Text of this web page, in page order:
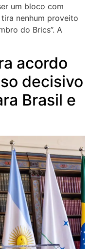
um bloco com
nenhum proveito
do Brics”. A
acordo
decisivo
Brasil e